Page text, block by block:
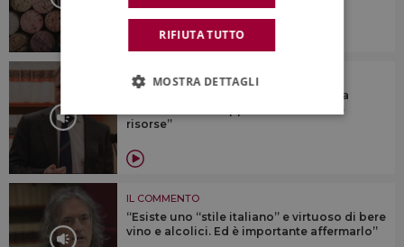
IL COMMENTO
“Sul vino oggi pesano tanti fattori, ma
continuiamo a supportarlo con tante
risorse”
IL COMMENTO
“Esiste uno “stile italiano” e virtuoso di bere
vino e alcolici. Ed è importante affermarlo”
RIFIUTA TUTTO
MOSTRA DETTAGLI